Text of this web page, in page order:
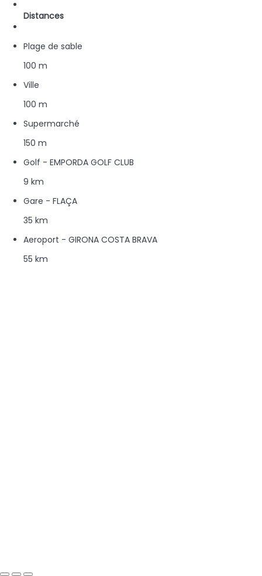
Distances
Plage de sable
100 m
Ville
100 m
Supermarché
150 m
Golf - EMPORDA GOLF CLUB
9 km
Gare - FLAÇA
35 km
Aeroport - GIRONA COSTA BRAVA
55 km